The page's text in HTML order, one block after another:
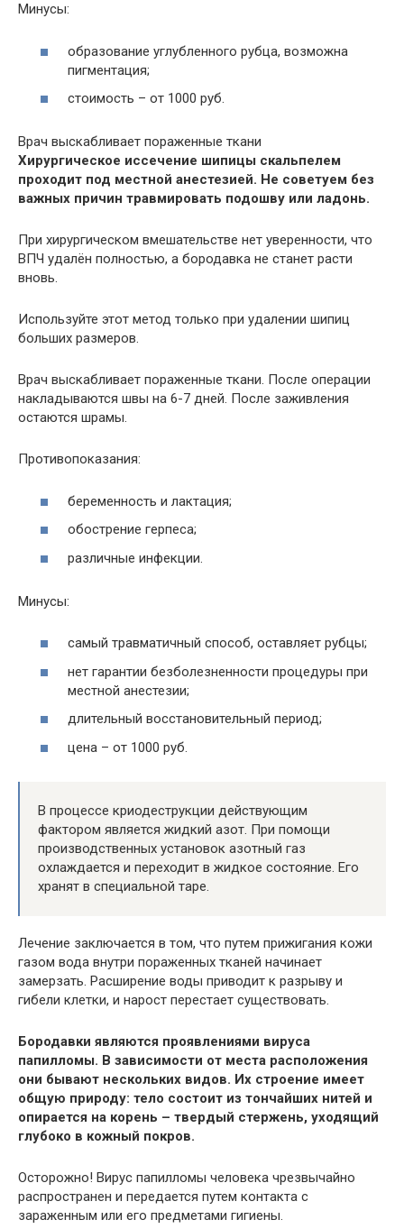
Минусы:
образование углубленного рубца, возможна
пигментация;
стоимость – от 1000 руб.
Врач выскабливает пораженные ткани
Хирургическое иссечение шипицы скальпелем
проходит под местной анестезией. Не советуем без
важных причин травмировать подошву или ладонь.
При хирургическом вмешательстве нет уверенности, что
ВПЧ удалён полностью, а бородавка не станет расти
вновь.
Используйте этот метод только при удалении шипиц
больших размеров.
Врач выскабливает пораженные ткани. После операции
накладываются швы на 6-7 дней. После заживления
остаются шрамы.
Противопоказания:
беременность и лактация;
обострение герпеса;
различные инфекции.
Минусы:
самый травматичный способ, оставляет рубцы;
нет гарантии безболезненности процедуры при
местной анестезии;
длительный восстановительный период;
цена – от 1000 руб.
В процессе криодеструкции действующим
фактором является жидкий азот. При помощи
производственных установок азотный газ
охлаждается и переходит в жидкое состояние. Его
хранят в специальной таре.
Лечение заключается в том, что путем прижигания кожи
газом вода внутри пораженных тканей начинает
замерзать. Расширение воды приводит к разрыву и
гибели клетки, и нарост перестает существовать.
Бородавки являются проявлениями вируса
папилломы. В зависимости от места расположения
они бывают нескольких видов. Их строение имеет
общую природу: тело состоит из тончайших нитей и
опирается на корень – твердый стержень, уходящий
глубоко в кожный покров.
Осторожно! Вирус папилломы человека чрезвычайно
распространен и передается путем контакта с
зараженным или его предметами гигиены.